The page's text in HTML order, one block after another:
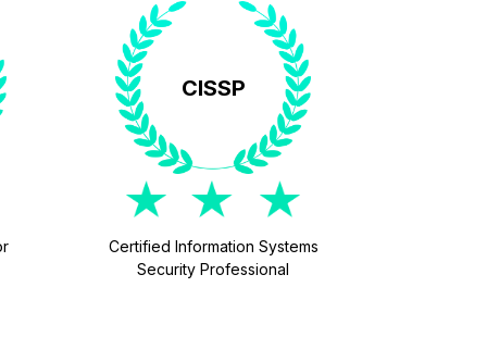
CISSP
Certified Information Systems
Security Professional